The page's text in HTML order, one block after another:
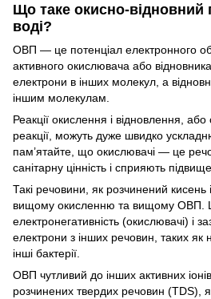
Що таке окисно-відновний
воді?
ОВП — це потенціал електронного
активного окислювача або
електрони в інших молекул, а
іншим молекулам.
Реакції окислення і відновлення,
реакції, можуть дуже швидко
пам’ятайте, що окислювачі — це
санітарну цінність і сприяють
Такі речовини, як розчинений кисень
вищому окисленню та вищому ОВП.
електронегативність (окислювачі) і
електрони з інших речовин, таких як
інші бактерії.
ОВП чутливий до інших активних іонів
розчинених твердих речовин (TDS),